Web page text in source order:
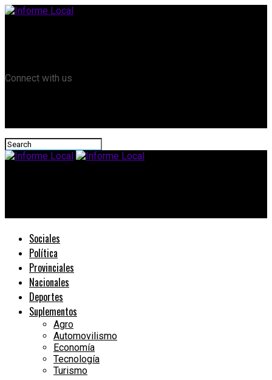
Connect with us
Sociales
Política
Provinciales
Nacionales
Deportes
Suplementos
Agro
Automovilismo
Economía
Tecnología
Turismo